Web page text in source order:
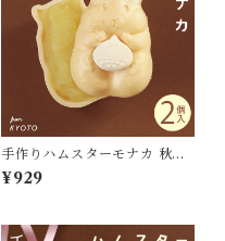
手作りハムスターモナカ 秋限
定（ 2個入・栗餡）
¥929